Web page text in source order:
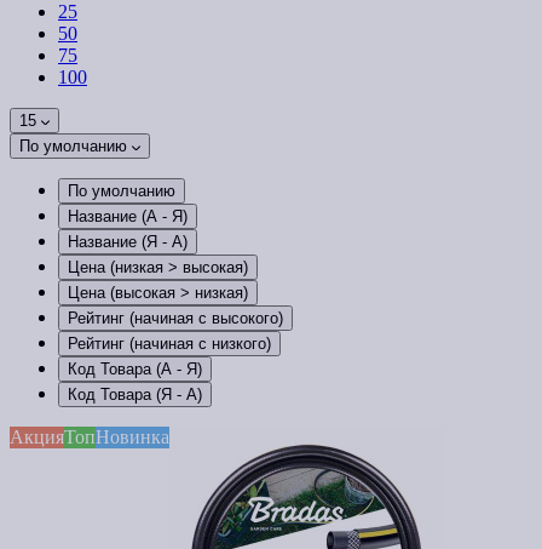
25
50
75
100
15
По умолчанию
По умолчанию
Название (А - Я)
Название (Я - А)
Цена (низкая > высокая)
Цена (высокая > низкая)
Рейтинг (начиная с высокого)
Рейтинг (начиная с низкого)
Код Товара (А - Я)
Код Товара (Я - А)
АкцияТопНовинка